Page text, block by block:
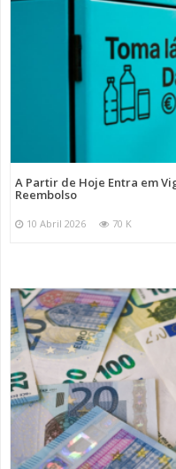
A Partir de Hoje Entra em
Reembolso
10 Abril 2026 70 K